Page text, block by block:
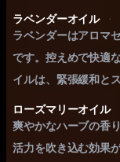
ラベンダーオイル ·
ラベンダーはアロマ
です。控えめで快適
イルは、緊張緩和と
ローズマリーオイル
爽やかなハーブの香
活力を吹き込む効果